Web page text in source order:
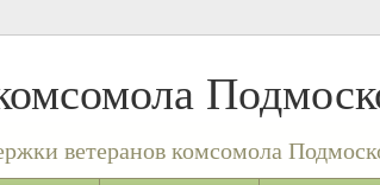
ветеранов комсомола